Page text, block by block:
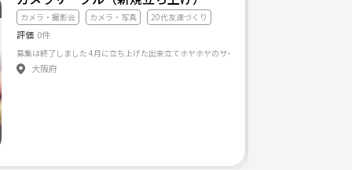
カメラ・撮影会 カメラ・写真 20代友達づくり
評価 0件
大阪府